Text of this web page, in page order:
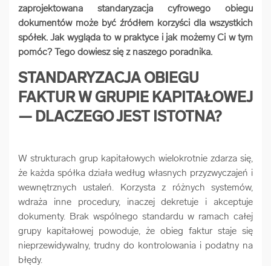
zaprojektowana standaryzacja cyfrowego obiegu
dokumentów może być źródłem korzyści dla wszystkich
spółek. Jak wygląda to w praktyce i jak możemy Ci w tym
pomóc? Tego dowiesz się z naszego poradnika.
STANDARYZACJA OBIEGU
FAKTUR W GRUPIE KAPITAŁOWEJ
— DLACZEGO JEST ISTOTNA?
W strukturach grup kapitałowych wielokrotnie zdarza się,
że każda spółka działa według własnych przyzwyczajeń i
wewnętrznych ustaleń. Korzysta z różnych systemów,
wdraża inne procedury, inaczej dekretuje i akceptuje
dokumenty. Brak wspólnego standardu w ramach całej
grupy kapitałowej powoduje, że obieg faktur staje się
nieprzewidywalny, trudny do kontrolowania i podatny na
błędy.